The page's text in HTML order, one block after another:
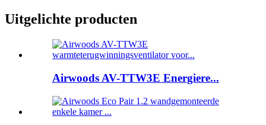
Uitgelichte producten
Airwoods AV-TTW3E Energiere...